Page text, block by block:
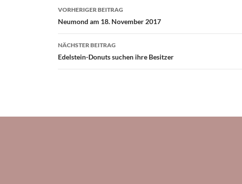
Beitragsnavigation
VORHERIGER BEITRAG
Neumond am 18. November 2017
NÄCHSTER BEITRAG
Edelstein-Donuts suchen ihre Besitzer